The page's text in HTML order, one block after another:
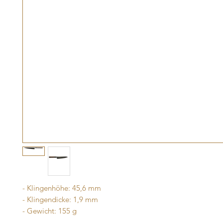
- Klingenhöhe: 45,6 mm
- Klingendicke: 1,9 mm
- Gewicht: 155 g